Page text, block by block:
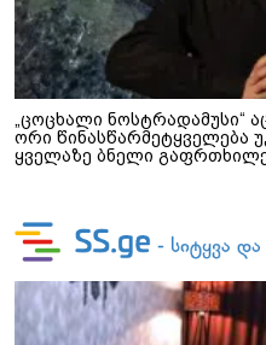
„ცოცხალი ნოსტრადამუსი“
ორი წინასწარმეტყველება
ყველაზე ბნელი